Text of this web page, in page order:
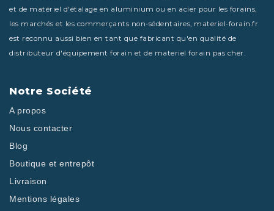
et de matériel d'étalage en aluminium ou en acier pour les forains,
les marchés et les commerçants non-sédentaires, materiel-forain.fr
est reconnu aussi bien en tant que fabricant qu'en qualité de
distributeur d'équipement forain et de materiel forain pas cher.
Notre Société
A propos
Nous contacter
Blog
Boutique et entrepôt
Livraison
Mentions légales